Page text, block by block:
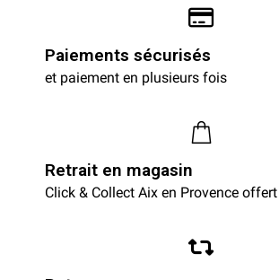
Paiements sécurisés
et paiement en plusieurs fois
Retrait en magasin
Click & Collect Aix en Provence offert